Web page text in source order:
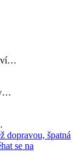
dopravou, špatná
se na